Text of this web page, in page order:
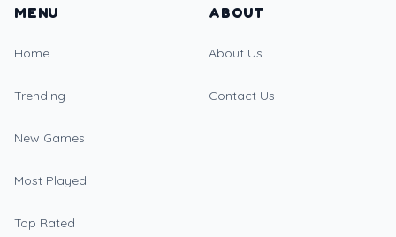
MENU
Home
Trending
New Games
Most Played
Top Rated
ABOUT
About Us
Contact Us